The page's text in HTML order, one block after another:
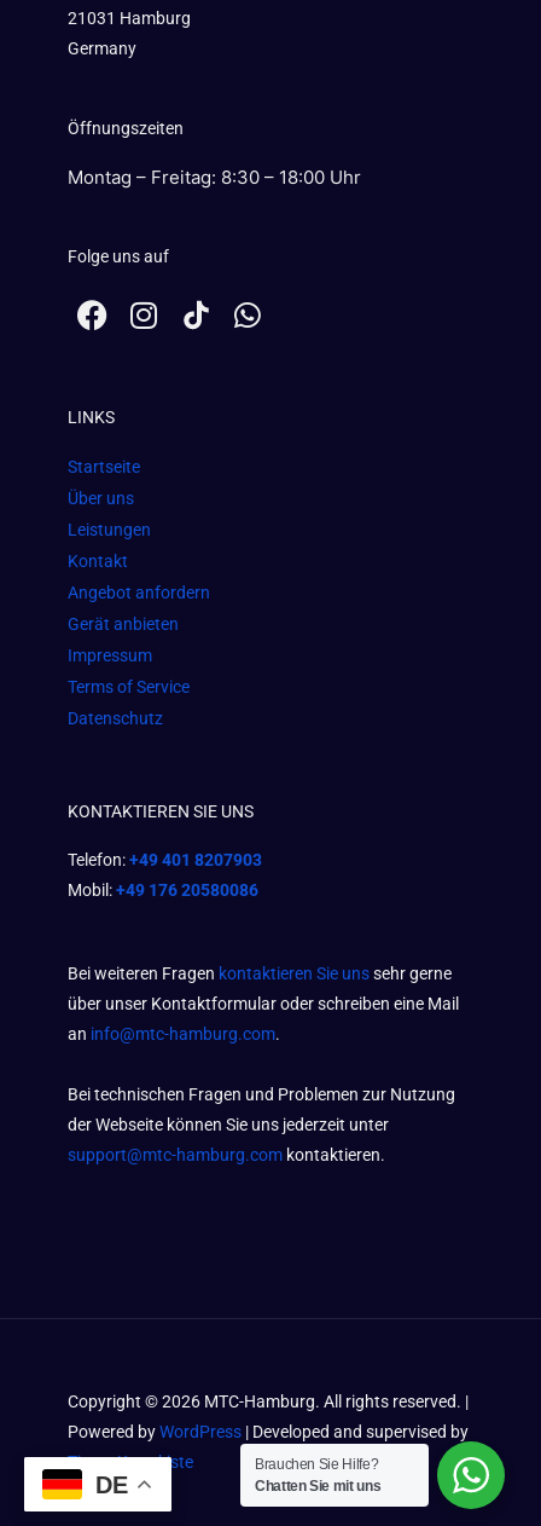
21031 Hamburg
Germany
Öffnungszeiten
Montag – Freitag: 8:30 – 18:00 Uhr
Folge uns auf
F
a
b
o
o
k
I
n
m
W
h
LINKS
Startseite
Über uns
Leistungen
Kontakt
Angebot anfordern
Gerät anbieten
Impressum
Terms of Service
Datenschutz
KONTAKTIEREN SIE UNS
Telefon:+49 401 8207903
Mobil:+49 176 20580086
Bei weiteren Fragen kontaktieren Sie unssehr gerne
über unser Kontaktformular oder schreiben eine Mail
an info@mtc-hamburg.com.
Bei technischen Fragen und Problemen zur Nutzung
der Webseite können Sie uns jederzeit unter
support@mtc-hamburg.com kontaktieren.
Copyright ©2026 MTC-Hamburg. All rights reserved. |
Powered byWordPress | Developed and supervised by
Timos Kramkiste
DE
Brauchen Sie Hilfe?
Chatten Sie mit uns